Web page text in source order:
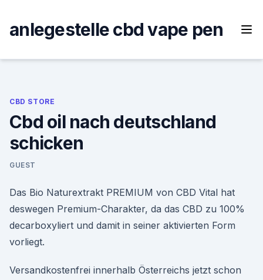
content
anlegestelle cbd vape pen
CBD STORE
Cbd oil nach deutschland
schicken
GUEST
Das Bio Naturextrakt PREMIUM von CBD Vital hat
deswegen Premium-Charakter, da das CBD zu 100%
decarboxyliert und damit in seiner aktivierten Form
vorliegt.
Versandkostenfrei innerhalb Österreichs jetzt schon